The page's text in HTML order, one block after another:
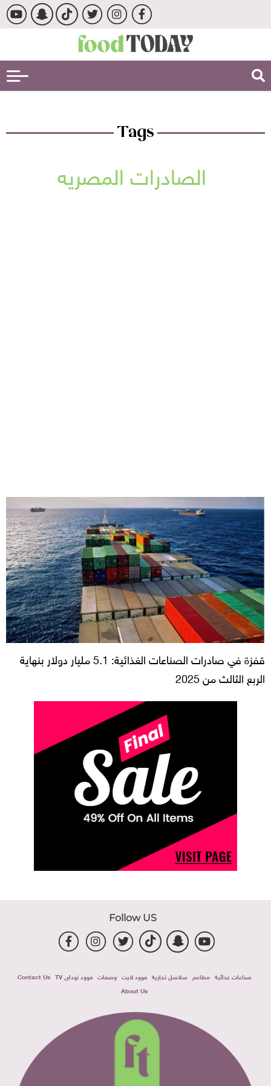
Tags
الصادرات المصريه
قفزة في صادرات الصناعات الغذائية: 5.1 مليار دولار بنهاية
الربع الثالث من 2025
Follow US
صناعات غذائية مطاعم سلاسل تجارية فوود لايت وصفات فوود توداى TV
Contact Us
About Us